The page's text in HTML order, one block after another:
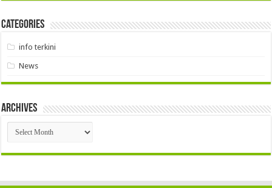
Categories
info terkini
News
Archives
Archives